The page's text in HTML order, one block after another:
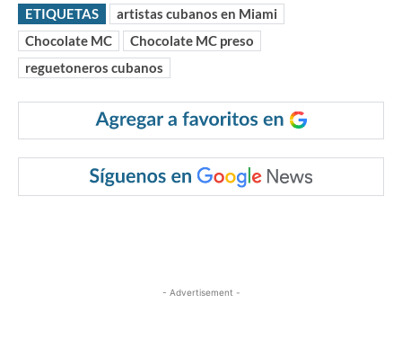
ETIQUETAS
artistas cubanos en Miami
Chocolate MC
Chocolate MC preso
reguetoneros cubanos
- Advertisement -